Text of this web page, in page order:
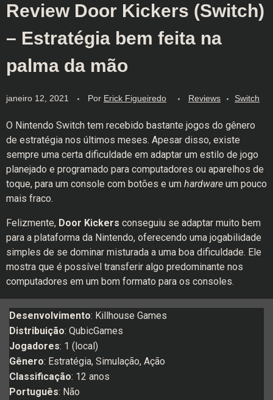
Review Door Kickers (Switch)
– Estratégia bem feita na
palma da mão
janeiro 12, 2021 Por Erick Figueiredo Reviews Switch
O Nintendo Switch tem recebido bastante jogos do gênero
de estratégia nos últimos meses. Apesar disso, existe
sempre uma certa dificuldade em adaptar um estilo de jogo
planejado e programado para computadores ou aparelhos de
toque, para um console com botões e um hardware um pouco
mais fraco.
Felizmente, Door Kickers conseguiu se adaptar muito bem
para a plataforma da Nintendo, oferecendo uma jogabilidade
simples de se dominar misturada a uma boa dificuldade. Ele
mostra que é possível transferir algo predominante nos
computadores em um bom formato para os consoles.
Desenvolvimento: Killhouse Games
Distribuição: QubicGames
Jogadores: 1 (local)
Gênero: Estratégia, Simulação, Ação
Classificação: 12 anos
Português: Não